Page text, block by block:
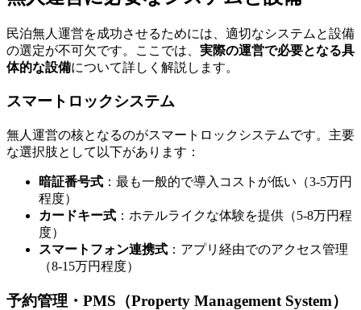
民泊無人運営を成功させるためには、適切なシステムと設備
の選定が不可欠です。ここでは、 実際の運営で必要となる具
体的な設備について詳しく解説します。
スマートロックシステム
無人運営の核となるのがスマートロックシステムです。主要
な選択肢として以下があります：
暗証番号式 ：最も一般的で導入コストが低い（3-5万円
程度）
カードキー式 ：ホテルライクな体験を提供（5-8万円程
度）
スマートフォン連携式 ：アプリ経由でのアクセス管理
（8-15万円程度）
予約管理・PMS（Property Management System）